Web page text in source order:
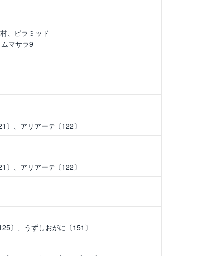
、ピラミッド
マサラ9
〕、アリアーテ〔122〕
〕、アリアーテ〔122〕
〕、うずしおがに〔151〕